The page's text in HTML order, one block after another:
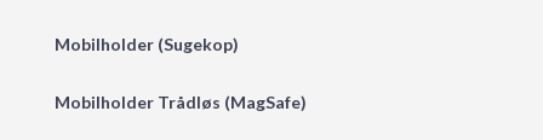
Mobilholder (Sugekop)
Mobilholder Trådløs (MagSafe)